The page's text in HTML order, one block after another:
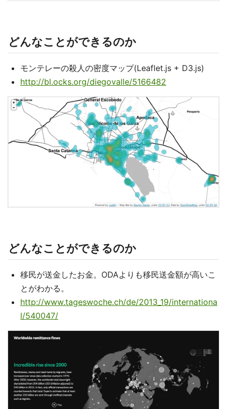
どんなことができるのか
モンテレーの殺人の密度マップ(Leaflet.js + D3.js)
http://bl.ocks.org/diegovalle/5166482
どんなことができるのか
移民が送金したお金。ODAよりも移民送金額が高いこ
とがわかる。
http://www.tageswoche.ch/de/2013_19/internationa
l/540047/